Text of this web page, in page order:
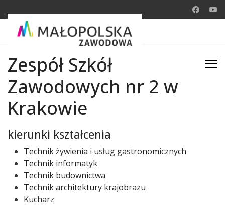
Zespół Szkół
Zawodowych nr 2 w
Krakowie
kierunki kształcenia
Technik żywienia i usług gastronomicznych
Technik informatyk
Technik budownictwa
Technik architektury krajobrazu
Kucharz